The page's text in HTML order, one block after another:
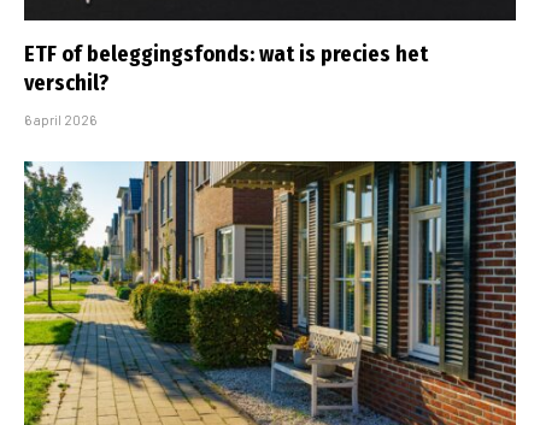
ETF of beleggingsfonds: wat is precies het
verschil?
6 april 2026